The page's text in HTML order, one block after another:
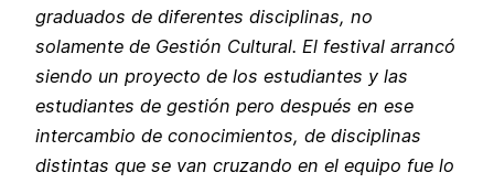
graduados de diferentes disciplinas, no
solamente de Gestión Cultural. El festival arrancó
siendo un proyecto de los estudiantes y las
estudiantes de gestión pero después en ese
intercambio de conocimientos, de disciplinas
distintas que se van cruzando en el equipo fue lo